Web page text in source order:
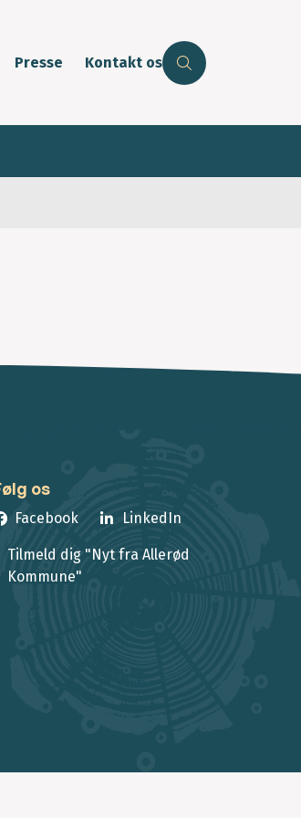
Presse Kontakt os
os
Facebook LinkedIn
Tilmeld dig "Nyt fra Allerød
Kommune"